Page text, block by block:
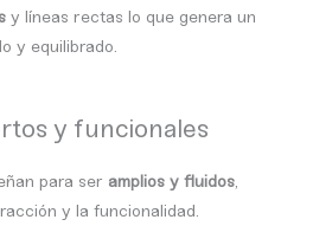
y líneas rectas lo que genera un
y equilibrado.
y funcionales
para ser amplios y fluidos,
y la funcionalidad.